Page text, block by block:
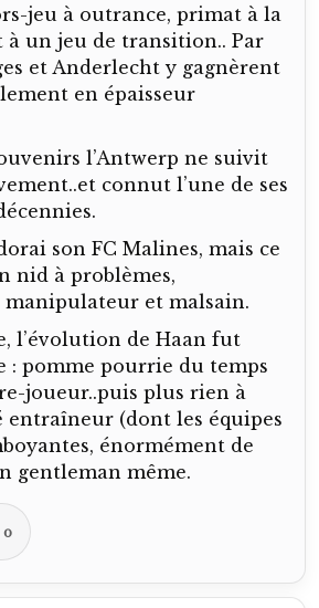
jeu à outrance, primat à la
à un jeu de transition.. Par
et Anderlecht y gagnèrent
en épaisseur
l’Antwerp ne suivit
connut l’une de ses
son FC Malines, mais ce
nid à problèmes,
manipulateur et malsain.
l’évolution de Haan fut
: pomme pourrie du temps
joueur..puis plus rien à
entraîneur (dont les équipes
énormément de
gentleman même.
0